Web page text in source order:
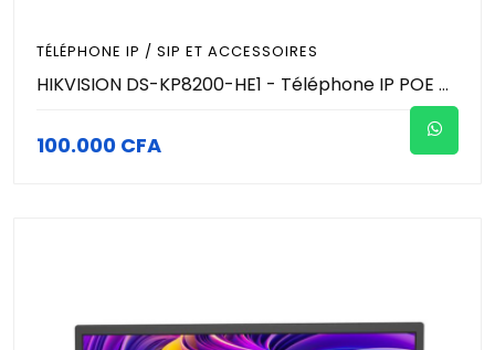
TÉLÉPHONE IP / SIP ET ACCESSOIRES
HIKVISION DS-KP8200-HE1 - Téléphone IP POE avec écran 4,3" - 10 Touches DSS programmables (ouverture de porte, gestion de visiophone, visioconférence…)
100.000 CFA